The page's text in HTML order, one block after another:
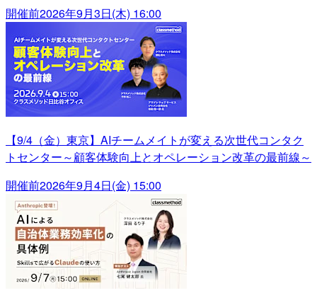
開催前2026年9月3日(木) 16:00
【9/4（金）東京】AIチームメイトが変える次世代コンタク
トセンター～顧客体験向上とオペレーション改革の最前線～
開催前2026年9月4日(金) 15:00